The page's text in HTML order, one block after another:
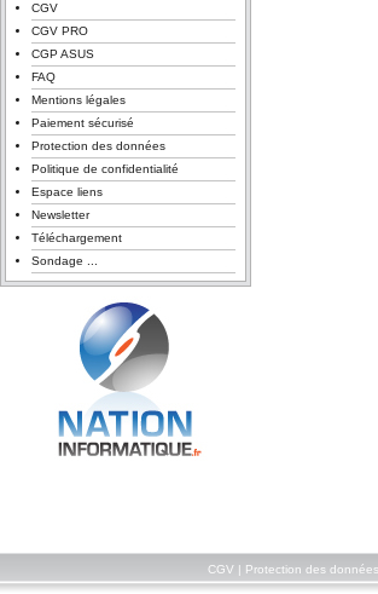
CGV
CGV PRO
CGP ASUS
FAQ
Mentions légales
Paiement sécurisé
Protection des données
Politique de confidentialité
Espace liens
Newsletter
Téléchargement
Sondage ...
CGV Protection des données